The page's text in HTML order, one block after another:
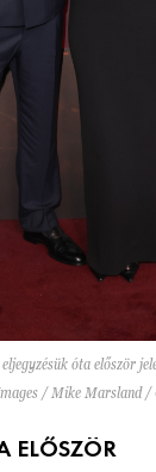
óta először
/ Mike Marsland
ELŐSZÖR